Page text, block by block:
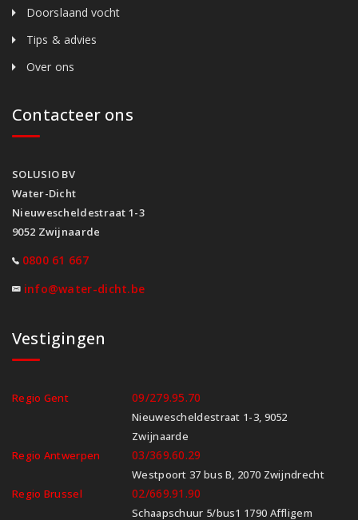
Doorslaand vocht
Tips & advies
Over ons
Contacteer ons
SOLUSIO BV
Water-Dicht
Nieuwescheldestraat 1-3
9052 Zwijnaarde
0800 61 667
info@water-dicht.be
Vestigingen
Regio Gent 09/279.95.70
Nieuwescheldestraat 1-3, 9052
Zwijnaarde
Regio Antwerpen
03/369.60.29
Westpoort 37 bus B, 2070 Zwijndrecht
Regio Brussel
02/669.91.90
Schaapschuur 5/bus1 1790 Affligem